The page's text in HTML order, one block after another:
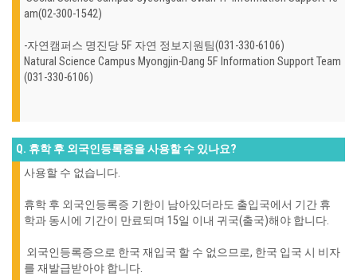
am(02-300-1542)
-자연캠퍼스 명진당 5F 자연 정보지원팀(031-330-6106)
Natural Science Campus Myongjin-Dang 5F Information Support Team
(031-330-6106)
Q. 휴학 후 외국인등록증을 사용할 수 있나요?
사용할 수 없습니다.
휴학 후 외국인등록증 기한이 남아있더라도 출입국에서 기간 휴
학과 동시에 기간이 만료되며 15일 이내 귀국(출국)해야 합니다.
외국인등록증으로 한국 재입국 할 수 없으므로, 한국 입국 시 비자
를 재발급받아야 합니다.